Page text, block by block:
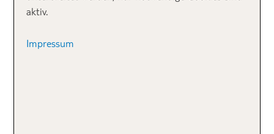
in Ruhe mit Freunden oder Familie. Nach einem
Buffet, bevor ihr die Tanzfläche unsicher machen
aktiv.
Impressum